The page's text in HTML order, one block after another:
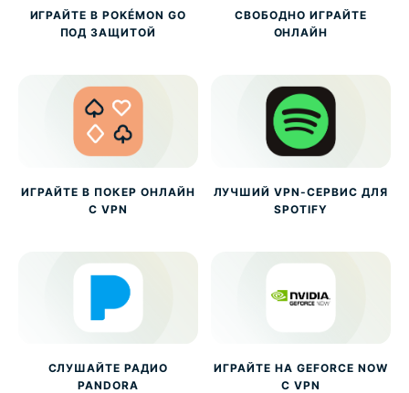
ИГРАЙТЕ В POKÉMON GO
ПОД ЗАЩИТОЙ
СВОБОДНО ИГРАЙТЕ
ОНЛАЙН
ИГРАЙТЕ В ПОКЕР ОНЛАЙН
С VPN
ЛУЧШИЙ VPN-СЕРВИС ДЛЯ
SPOTIFY
СЛУШАЙТЕ РАДИО
PANDORA
ИГРАЙТЕ НА GEFORCE NOW
С VPN